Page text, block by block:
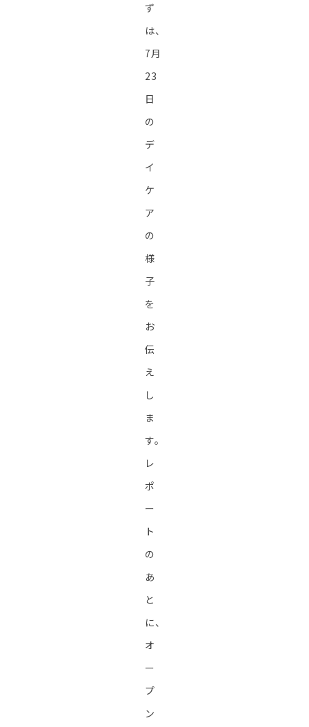
ず
は、
7月
23
日
の
デ
イ
ケ
ア
の
様
子
を
お
伝
え
し
ま
す。
レ
ポ
ー
ト
の
あ
と
に、
オ
ー
プ
ン